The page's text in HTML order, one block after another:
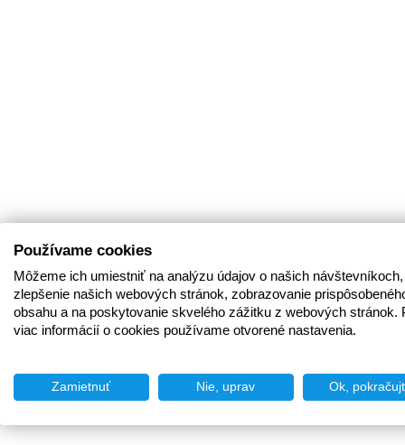
Používame cookies
Môžeme ich umiestniť na analýzu údajov o našich
zlepšenie našich webových stránok, zobrazovanie
obsahu a na poskytovanie skvelého zážitku z webových stránok.
viac informácií o cookies používame otvorené nastavenia.
Zamietnuť Nie, uprav Ok,